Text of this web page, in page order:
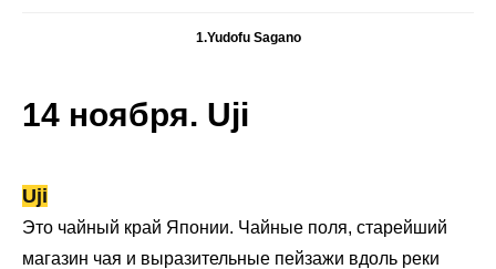
1.Yudofu Sagano
14 ноября. Uji
Uji
Это чайный край Японии. Чайные поля, старейший
магазин чая и выразительные пейзажи вдоль реки